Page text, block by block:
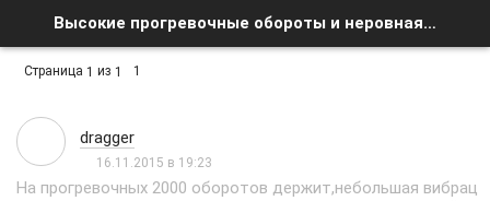
Высокие прогревочные обороты и неровная работа двигателя - Список форумов
Страница 1 из 1 1
dragger
16.11.2015 в 19:23
На прогревочных 2000 оборотов держит,небольшая вибрац